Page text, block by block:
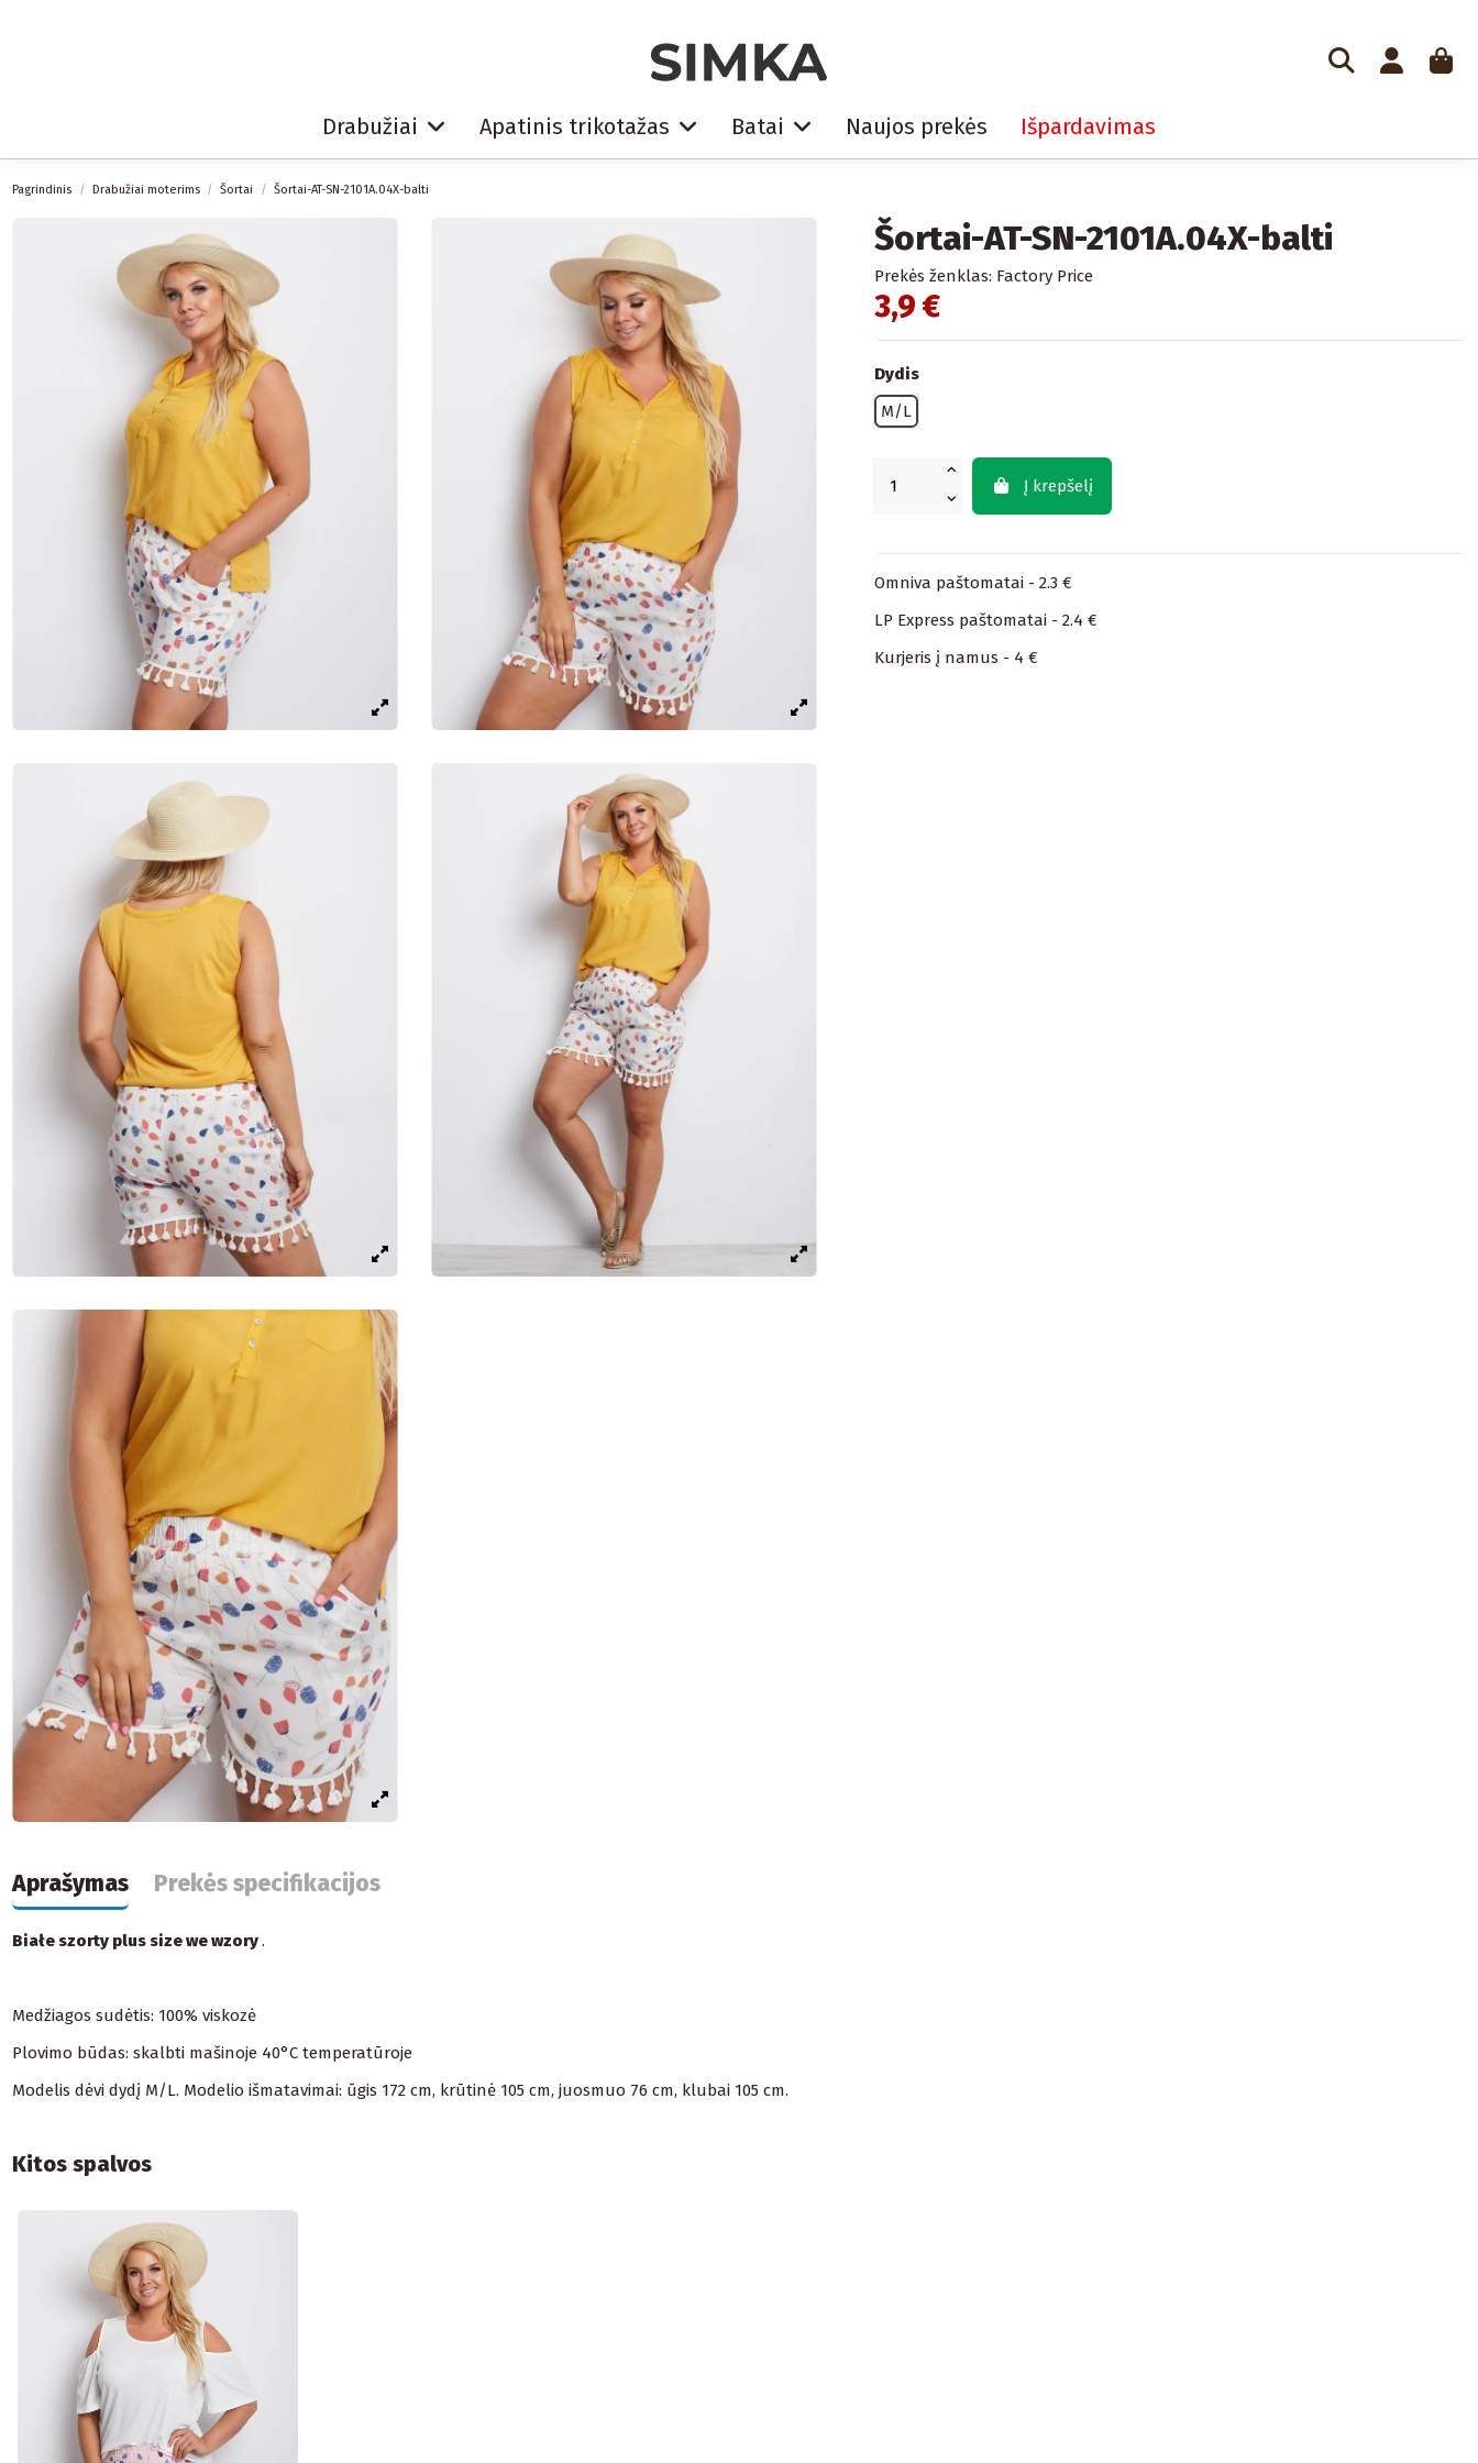
Drabužiai Apatinis trikotažas Batai Naujos prekės Išpardavimas
Pagrindinis Drabužiai moterims Šortai Šortai-AT-SN-2101A.04X-balti
Šortai-AT-SN-2101A.04X-balti
Prekės ženklas: Factory Price
3,9 €
Dydis
M/L
Į krepšelį
Omniva paštomatai - 2.3 €
LP Express paštomatai - 2.4 €
Kurjeris į namus - 4 €
Aprašymas Prekės specifikacijos
Białe szorty plus size we wzory.
Medžiagos sudėtis: 100% viskozė
Plovimo būdas: skalbti mašinoje 40°C temperatūroje
Modelis dėvi dydį M/L. Modelio išmatavimai: ūgis 172 cm, krūtinė 105 cm, juosmuo 76 cm, klubai 105 cm.
Kitos spalvos